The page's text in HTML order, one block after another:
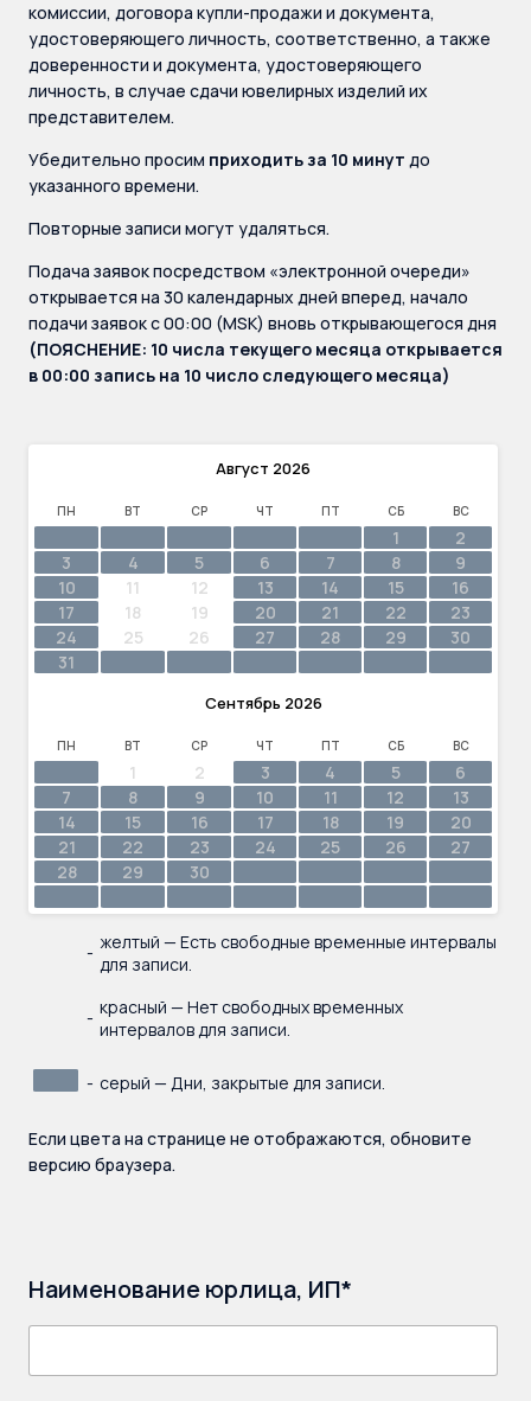
комиссии, договора купли-продажи и документа,
удостоверяющего личность, соответственно, а также
доверенности и документа, удостоверяющего
личность, в случае сдачи ювелирных изделий их
представителем.
Убедительно просим приходить за 10 минут до
указанного времени.
Повторные записи могут удаляться.
Подача заявок посредством «электронной очереди»
открывается на 30 календарных дней вперед, начало
подачи заявок с 00:00 (MSK) вновь открывающегося дня
(ПОЯСНЕНИЕ: 10 числа текущего месяца открывается
в 00:00 запись на 10 число следующего месяца)
Август 2026
ПН ВТ СР ЧТ ПТ СБ ВС
1
2
3
4 5 6 7 8
9
10
··
11 ·
12 13 14 15
16
17
·
18 ··
19 20 21 22
23
24
·
25 ··
26 27 28 29
30
31
Сентябрь 2026
ПН ВТ СР ЧТ ПТ СБ ВС
·1 ·
2 3 4 5
6
7
8 9 10 11 12
13
14
15 16 17 18 19
20
21
22 23 24 25 26
27
28
29 30
- желтый — Есть свободные временные интервалы
для записи.
- красный — Нет свободных временных
интервалов для записи.
- серый — Дни, закрытые для записи.
Если цвета на странице не отображаются, обновите
версию браузера.
Наименование юрлица, ИП*